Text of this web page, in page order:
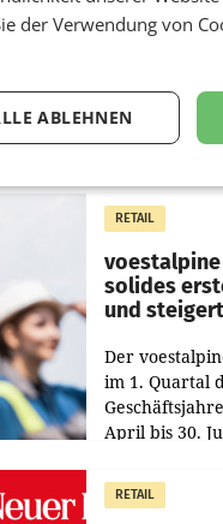
wehrt sich
gegen
derzeit den
soll im
Pig
Besetzungen
Direktionen
werden.
RETAIL
solides
und steigert
Der
im 1. Quartal
April bis 30.
Der Umsatz
zur
RETAIL
der Verwendung von
ABLEHNEN